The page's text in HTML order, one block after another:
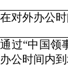
对外办公
过“中国领
公时间内到